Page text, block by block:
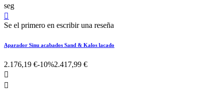
seg

Se el primero en escribir una reseña
Aparador Sinu acabados Sand & Kalos lacado
2.176,19 €-10%2.417,99 €

